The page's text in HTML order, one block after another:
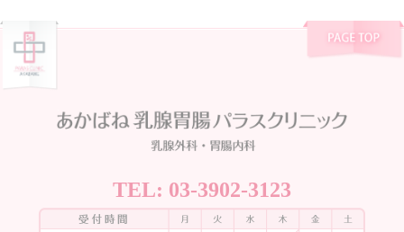
TEL: 03-3902-3123